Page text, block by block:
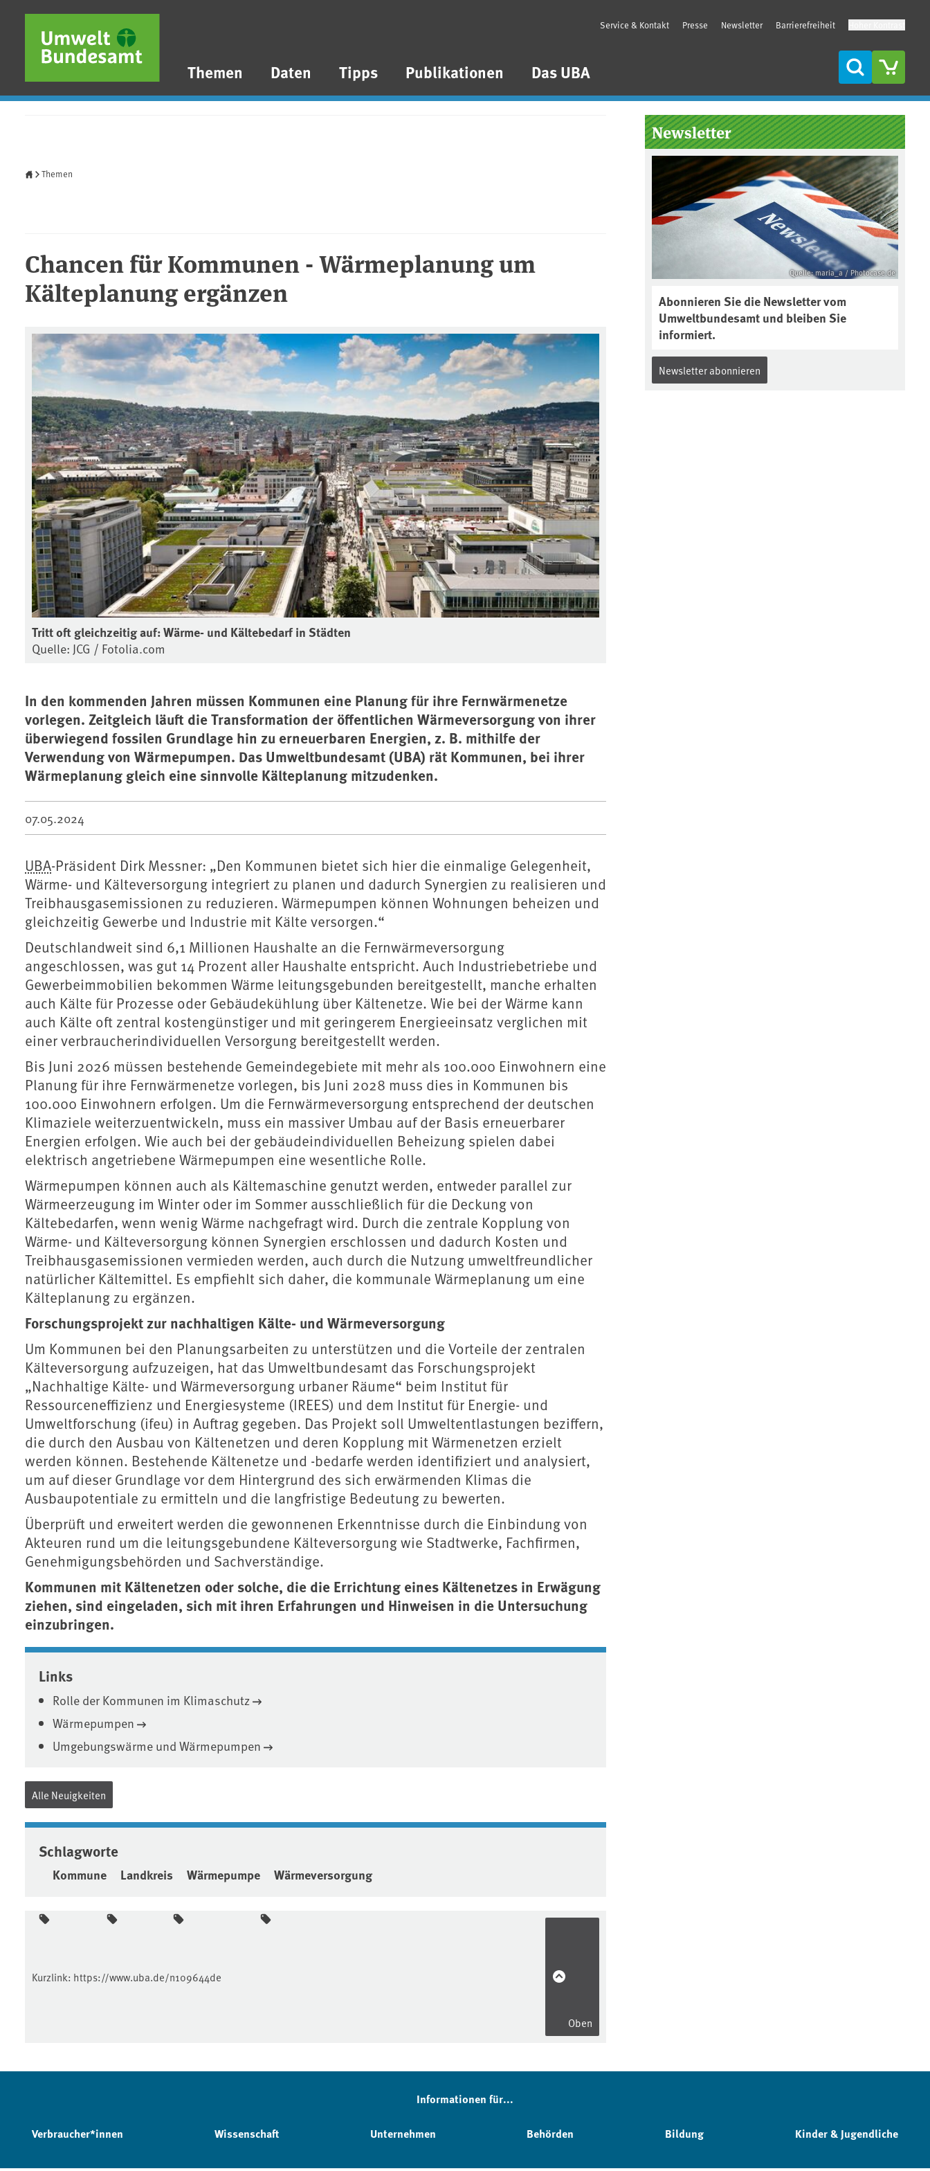
Direkt zum Inhalt
Direkt zum Hauptmenü
Direkt zur Fußzeile
Themen Daten Tipps Publikationen Das UBA
Service & Kontakt Presse Newsletter Barrierefreiheit
Suche
Themen
Chancen für Kommunen - Wärmeplanung um
Kälteplanung ergänzen
Tritt oft gleichzeitig auf: Wärme- und Kältebedarf in Städten
Quelle: JCG / Fotolia.com
In den kommenden Jahren müssen Kommunen eine Planung für ihre Fernwärmenetze
vorlegen. Zeitgleich läuft die Transformation der öffentlichen Wärmeversorgung von ihrer
überwiegend fossilen Grundlage hin zu erneuerbaren Energien, z. B. mithilfe der
Verwendung von Wärmepumpen. Das Umweltbundesamt (UBA) rät Kommunen, bei ihrer
Wärmeplanung gleich eine sinnvolle Kälteplanung mitzudenken.
07.05.2024
UBA-Präsident Dirk Messner: „Den Kommunen bietet sich hier die einmalige Gelegenheit,
Wärme- und Kälteversorgung integriert zu planen und dadurch Synergien zu realisieren und
Treibhausgasemissionen zu reduzieren. Wärmepumpen können Wohnungen beheizen und
gleichzeitig Gewerbe und Industrie mit Kälte versorgen.“
Deutschlandweit sind 6,1 Millionen Haushalte an die Fernwärmeversorgung
angeschlossen, was gut 14 Prozent aller Haushalte entspricht. Auch Industriebetriebe und
Gewerbeimmobilien bekommen Wärme leitungsgebunden bereitgestellt, manche erhalten
auch Kälte für Prozesse oder Gebäudekühlung über Kältenetze. Wie bei der Wärme kann
auch Kälte oft zentral kostengünstiger und mit geringerem Energieeinsatz verglichen mit
einer verbraucherindividuellen Versorgung bereitgestellt werden.
Bis Juni 2026 müssen bestehende Gemeindegebiete mit mehr als 100.000 Einwohnern eine
Planung für ihre Fernwärmenetze vorlegen, bis Juni 2028 muss dies in Kommunen bis
100.000 Einwohnern erfolgen. Um die Fernwärmeversorgung entsprechend der deutschen
Klimaziele weiterzuentwickeln, muss ein massiver Umbau auf der Basis erneuerbarer
Energien erfolgen. Wie auch bei der gebäudeindividuellen Beheizung spielen dabei
elektrisch angetriebene Wärmepumpen eine wesentliche Rolle.
Wärmepumpen können auch als Kältemaschine genutzt werden, entweder parallel zur
Wärmeerzeugung im Winter oder im Sommer ausschließlich für die Deckung von
Kältebedarfen, wenn wenig Wärme nachgefragt wird. Durch die zentrale Kopplung von
Wärme- und Kälteversorgung können Synergien erschlossen und dadurch Kosten und
Treibhausgasemissionen vermieden werden, auch durch die Nutzung umweltfreundlicher
natürlicher Kältemittel. Es empfiehlt sich daher, die kommunale Wärmeplanung um eine
Kälteplanung zu ergänzen.
Forschungsprojekt zur nachhaltigen Kälte- und Wärmeversorgung
Um Kommunen bei den Planungsarbeiten zu unterstützen und die Vorteile der zentralen
Kälteversorgung aufzuzeigen, hat das Umweltbundesamt das Forschungsprojekt
„Nachhaltige Kälte- und Wärmeversorgung urbaner Räume“ beim Institut für
Ressourceneffizienz und Energiesysteme (IREES) und dem Institut für Energie- und
Umweltforschung (ifeu) in Auftrag gegeben. Das Projekt soll Umweltentlastungen beziffern,
die durch den Ausbau von Kältenetzen und deren Kopplung mit Wärmenetzen erzielt
werden können. Bestehende Kältenetze und -bedarfe werden identifiziert und analysiert,
um auf dieser Grundlage vor dem Hintergrund des sich erwärmenden Klimas die
Ausbaupotentiale zu ermitteln und die langfristige Bedeutung zu bewerten.
Überprüft und erweitert werden die gewonnenen Erkenntnisse durch die Einbindung von
Akteuren rund um die leitungsgebundene Kälteversorgung wie Stadtwerke, Fachfirmen,
Genehmigungsbehörden und Sachverständige.
Kommunen mit Kältenetzen oder solche, die die Errichtung eines Kältenetzes in Erwägung
ziehen, sind eingeladen, sich mit ihren Erfahrungen und Hinweisen in die Untersuchung
einzubringen.
Associated content
Links
Rolle der Kommunen im Klimaschutz
Wärmepumpen
Umgebungswärme und Wärmepumpen
Alle Neuigkeiten
Schlagworte
Kommune Landkreis Wärmepumpe Wärmeversorgung
Seitenleiste
Newsletter
Quelle: maria_a / Photocase.de
Abonnieren Sie die Newsletter vom
Umweltbundesamt und bleiben Sie
informiert.
Newsletter abonnieren
Kurzlink: https://www.uba.de/n109644de
Oben
Informationen für...
Verbraucher*innen Wissenschaft Unternehmen Behörden Bildung Kinder & Jugendliche